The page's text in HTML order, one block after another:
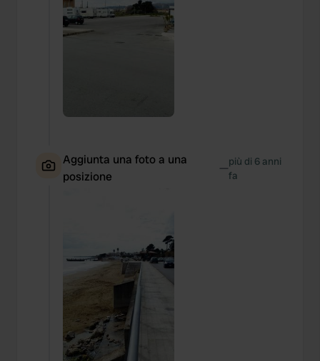
Aggiunta una foto a una
posizione
—più di 6 anni
fa